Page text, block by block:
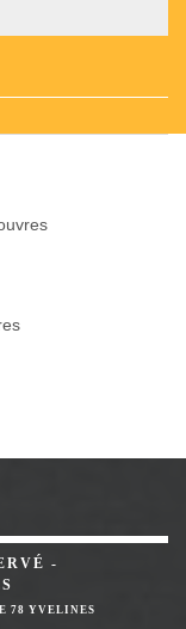
-
78 YVELINES